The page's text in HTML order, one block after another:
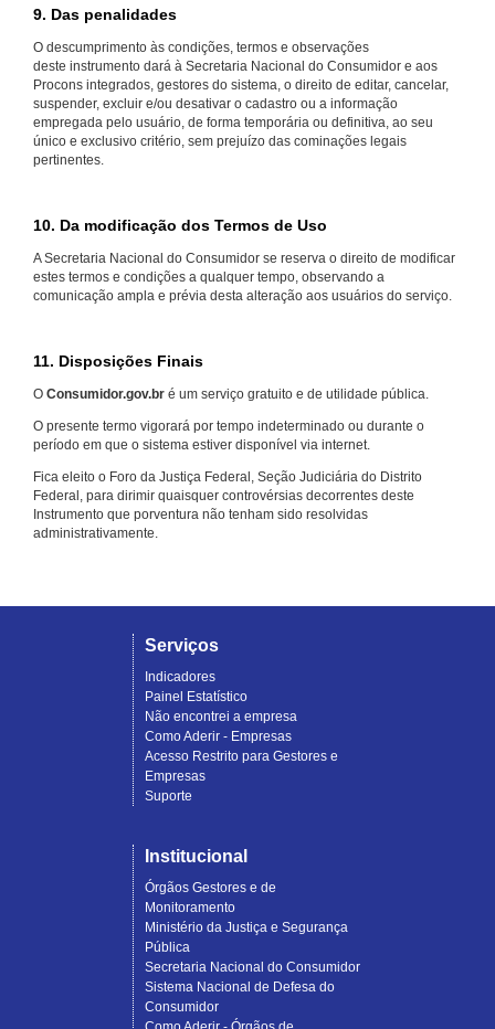
9. Das penalidades
O descumprimento às condições, termos e observações
deste instrumento dará à Secretaria Nacional do Consumidor e aos
Procons integrados, gestores do sistema, o direito de editar, cancelar,
suspender, excluir e/ou desativar o cadastro ou a informação
empregada pelo usuário, de forma temporária ou definitiva, ao seu
único e exclusivo critério, sem prejuízo das cominações legais
pertinentes.
10. Da modificação dos Termos de Uso
A Secretaria Nacional do Consumidor se reserva o direito de modificar
estes termos e condições a qualquer tempo, observando a
comunicação ampla e prévia desta alteração aos usuários do serviço.
11. Disposições Finais
O Consumidor.gov.br é um serviço gratuito e de utilidade pública.
O presente termo vigorará por tempo indeterminado ou durante o
período em que o sistema estiver disponível via internet.
Fica eleito o Foro da Justiça Federal, Seção Judiciária do Distrito
Federal, para dirimir quaisquer controvérsias decorrentes deste
Instrumento que porventura não tenham sido resolvidas
administrativamente.
Serviços
Indicadores
Painel Estatístico
Não encontrei a empresa
Como Aderir - Empresas
Acesso Restrito para Gestores e
Empresas
Suporte
Institucional
Órgãos Gestores e de
Monitoramento
Ministério da Justiça e Segurança
Pública
Secretaria Nacional do Consumidor
Sistema Nacional de Defesa do
Consumidor